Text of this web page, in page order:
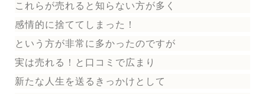
これらが売れると知らない方が多く
感情的に捨ててしまった！
という方が非常に多かったのですが
実は売れる！と口コミで広まり
新たな人生を送る きっかけとして